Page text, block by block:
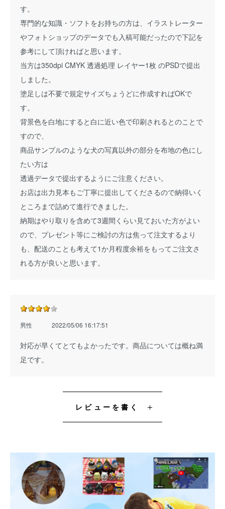
す。
専門的な知識・ソフトをお持ちの方は、イラストレーター
やフォトショップのデータでも入稿可能だったので下記を
参考にして頂ければと思います。
当方は350dpi CMYK 透過処理 レイヤー1枚 のPSDで提出
しました。
塗足しは不要で規定サイズちょうどに作成すればOKで
す。
背景色を白地にすると白に近い色で印刷されるとのことで
すので、
商品サンプルのような犬の写真以外の部分を布地の色にし
たい方は
透過データで提出するようにご注意ください。
お店は出力見本もご丁寧に提出してくださるので納得いく
ところまで詰めて進行できました。
納期はやり取りを含めて3週間くらい見ておいた方がよい
ので、プレゼント等にご検討の方は焦って注文するより
も、配送のことも考えて1か月程度余裕をもってご注文さ
れる方が良いと思います。
男性 2022/05/06 16:17:51
対応が早くてとてもよかったです。商品については概ね満
足です。
レビューを書く